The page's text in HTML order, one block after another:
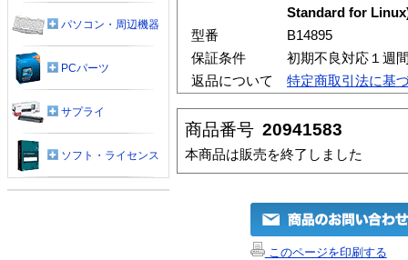
Standard for
型番
B14895
保証条件
初期不良対応１週
返品について
特定商取引法に基
商品番号 20941583
本商品は販売を終了しました
このページを印刷する
パソコン・周辺機器
PCパーツ
サプライ
ソフト・ライセンス